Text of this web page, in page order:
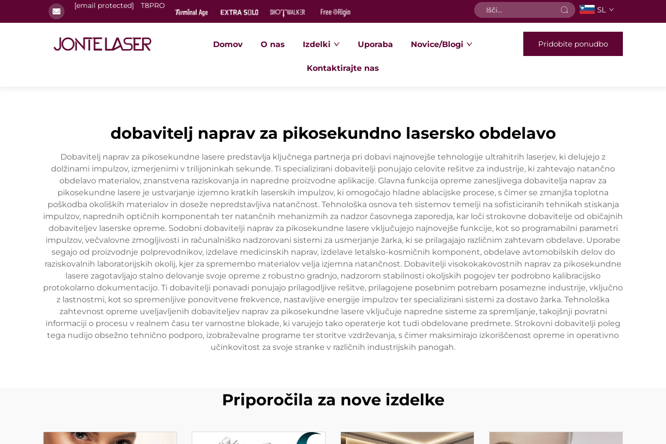
[email protected] T8PRO SL
Domov O nas Izdelki Uporaba Novice/Blogi
Kontaktirajte nas
Pridobite ponudbo
dobavitelj naprav za pikosekundno lasersko obdelavo
Dobavitelj naprav za pikosekundne lasere predstavlja ključnega partnerja pri dobavi najnovejše tehnologije ultrahitrih laserjev, ki delujejo z
dolžinami impulzov, izmerjenimi v trilijoninkah sekunde. Ti specializirani dobavitelji ponujajo celovite rešitve za industrije, ki zahtevajo natančno
obdelavo materialov, znanstvena raziskovanja in napredne proizvodne aplikacije. Glavna funkcija opreme zanesljivega dobavitelja naprav za
pikosekundne lasere je ustvarjanje izjemno kratkih laserskih impulzov, ki omogočajo hladne ablacijske procese, s čimer se zmanjša toplotna
poškodba okoliških materialov in doseže nepredstavljiva natančnost. Tehnološka osnova teh sistemov temelji na sofisticiranih tehnikah stiskanja
impulzov, naprednih optičnih komponentah ter natančnih mehanizmih za nadzor časovnega zaporedja, kar loči strokovne dobavitelje od običajnih
dobaviteljev laserske opreme. Sodobni dobavitelji naprav za pikosekundne lasere vključujejo najnovejše funkcije, kot so programabilni parametri
impulzov, večvalovne zmogljivosti in računalniško nadzorovani sistemi za usmerjanje žarka, ki se prilagajajo različnim zahtevam obdelave. Uporabe
segajo od proizvodnje polprevodnikov, izdelave medicinskih naprav, izdelave letalsko-kosmičnih komponent, obdelave avtomobilskih delov do
raziskovalnih laboratorijskih okolij, kjer za spremembo materialov velja izjemna natančnost. Dobavitelji visokokakovostnih naprav za pikosekundne
lasere zagotavljajo stalno delovanje svoje opreme z robustno gradnjo, nadzorom stabilnosti okoljskih pogojev ter podrobno kalibracijsko
protokolarno dokumentacijo. Ti dobavitelji ponavadi ponujajo prilagodljive rešitve, prilagojene posebnim potrebam posamezne industrije, vključno
z lastnostmi, kot so spremenljive ponovitvene frekvence, nastavljive energije impulzov ter specializirani sistemi za dostavo žarka. Tehnološka
zahtevnost opreme uveljavljenih dobaviteljev naprav za pikosekundne lasere vključuje napredne sisteme za spremljanje, takojšnji povratni
informaciji o procesu v realnem času ter varnostne blokade, ki varujejo tako operaterje kot tudi obdelovane predmete. Strokovni dobavitelji poleg
tega nudijo obsežno tehnično podporo, izobraževalne programe ter storitve vzdrževanja, s čimer maksimirajo izkoriščenost opreme in operativno
učinkovitost za svoje stranke v različnih industrijskih panogah.
Priporočila za nove izdelke